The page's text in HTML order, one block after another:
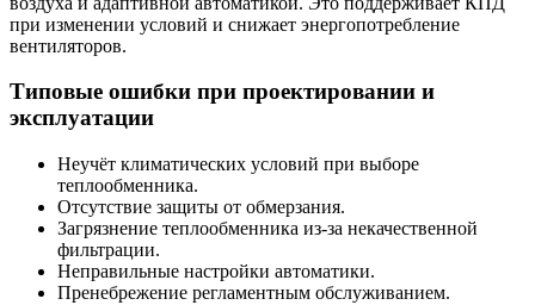
при изменении условий и снижает энергопотребление
вентиляторов.
Типовые ошибки при проектировании и
эксплуатации
Неучёт климатических условий при выборе
теплообменника.
Отсутствие защиты от обмерзания.
Загрязнение теплообменника из-за некачественной
фильтрации.
Неправильные настройки автоматики.
Пренебрежение регламентным обслуживанием.